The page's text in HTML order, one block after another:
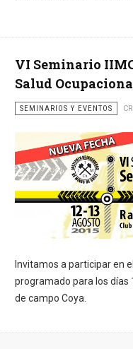
VI Seminario
Salud
SEMINARIOS Y EVENTOS
Invitamos a participar en
programado para los días
de campo Coya.